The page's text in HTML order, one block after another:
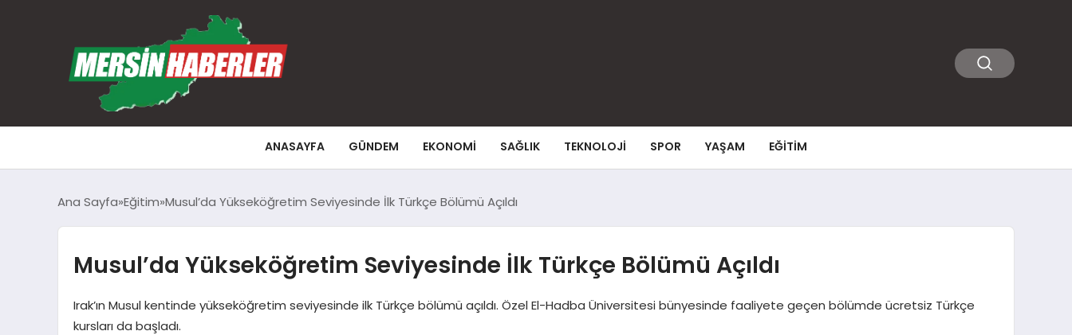
ANASAYFA GÜNDEM EKONOMI SAĞLIK TEKNOLOJI SPOR YAŞAM EĞITIM
Ana Sayfa Eğitim Musul’da Yükseköğretim Seviyesinde İlk Türkçe Bölümü Açıldı
Musul’da Yükseköğretim Seviyesinde İlk Türkçe Bölümü Açıldı
Irak’ın Musul kentinde yükseköğretim seviyesinde ilk Türkçe bölümü açıldı. Özel El-Hadba Üniversitesi bünyesinde faaliyete geçen bölümde ücretsiz Türkçe
kursları da başladı.